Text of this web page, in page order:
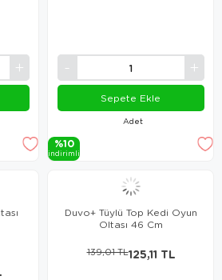
Adet
Sepete Ekle
%10
i̇ndi̇ri̇mli̇
Duvo+ Tüylü Top Kedi Oyun
Oltası 46 Cm
125,11 TL
139,01 TL